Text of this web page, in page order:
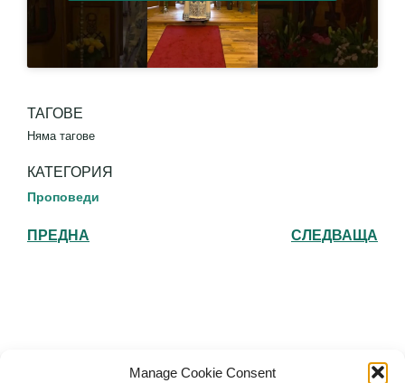
Manage Cookie Consent
ТАГОВЕ
Няма тагове
КАТЕГОРИЯ
Проповеди
ПРЕДНА СЛЕДВАЩА
Българска православна църква "Св.